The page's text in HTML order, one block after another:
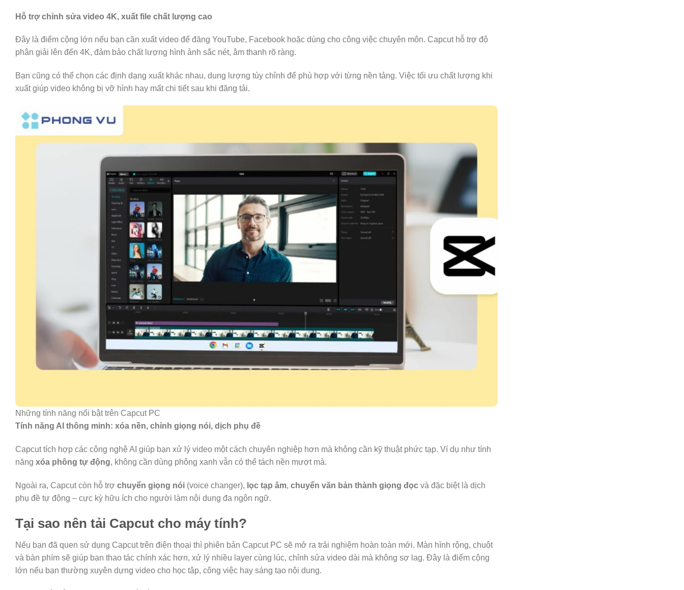
Hỗ trợ chỉnh sửa video 4K, xuất file chất lượng cao
Đây là điểm cộng lớn nếu bạn cần xuất video để đăng YouTube, Facebook hoặc dùng cho công việc chuyên môn. Capcut hỗ trợ độ
phân giải lên đến 4K, đảm bảo chất lượng hình ảnh sắc nét, âm thanh rõ ràng.
Bạn cũng có thể chọn các định dạng xuất khác nhau, dung lượng tùy chỉnh để phù hợp với từng nền tảng. Việc tối ưu chất lượng khi
xuất giúp video không bị vỡ hình hay mất chi tiết sau khi đăng tải.
Những tính năng nổi bật trên Capcut PC
Tính năng AI thông minh: xóa nền, chỉnh giọng nói, dịch phụ đề
Capcut tích hợp các công nghệ AI giúp bạn xử lý video một cách chuyên nghiệp hơn mà không cần kỹ thuật phức tạp. Ví dụ như tính
năng xóa phông tự động, không cần dùng phông xanh vẫn có thể tách nền mượt mà.
Ngoài ra, Capcut còn hỗ trợ chuyển giọng nói (voice changer), lọc tạp âm, chuyển văn bản thành giọng đọc và đặc biệt là dịch
phụ đề tự động – cực kỳ hữu ích cho người làm nội dung đa ngôn ngữ.
Tại sao nên tải Capcut cho máy tính?
Nếu bạn đã quen sử dụng Capcut trên điện thoại thì phiên bản Capcut PC sẽ mở ra trải nghiệm hoàn toàn mới. Màn hình rộng, chuột
và bàn phím sẽ giúp bạn thao tác chính xác hơn, xử lý nhiều layer cùng lúc, chỉnh sửa video dài mà không sợ lag. Đây là điểm cộng
lớn nếu bạn thường xuyên dựng video cho học tập, công việc hay sáng tạo nội dung.